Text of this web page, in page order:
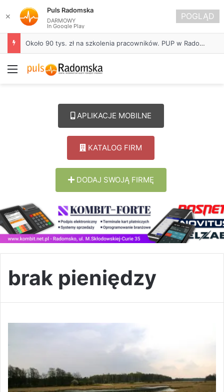
Około 90 tys. zł na szkolenia pracowników. PUP w Radomsku ogłasza nabór wniosków
Menu
APLIKACJE MOBILNE
KATALOG FIRM
DODAJ SWOJĄ FIRMĘ
brak pieniędzy
✕
Puls Radomska
DARMOWY
In Google Play
POGLĄD